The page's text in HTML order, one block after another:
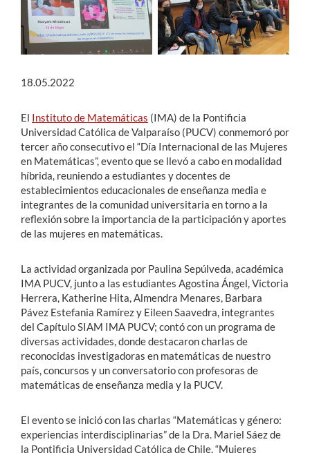
18.05.2022
El Instituto de Matemáticas (IMA) de la Pontificia
Universidad Católica de Valparaíso (PUCV) conmemoró por
tercer año consecutivo el “Día Internacional de las Mujeres
en Matemáticas”, evento que se llevó a cabo en modalidad
híbrida, reuniendo a estudiantes y docentes de
establecimientos educacionales de enseñanza media e
integrantes de la comunidad universitaria en torno a la
reflexión sobre la importancia de la participación y aportes
de las mujeres en matemáticas.
La actividad organizada por Paulina Sepúlveda, académica
IMA PUCV, junto a las estudiantes Agostina Ángel, Victoria
Herrera, Katherine Hita, Almendra Menares, Barbara
Pávez Estefania Ramírez y Eileen Saavedra, integrantes
del Capítulo SIAM IMA PUCV; contó con un programa de
diversas actividades, donde destacaron charlas de
reconocidas investigadoras en matemáticas de nuestro
país, concursos y un conversatorio con profesoras de
matemáticas de enseñanza media y la PUCV.
El evento se inició con las charlas “Matemáticas y género:
experiencias interdisciplinarias” de la Dra. Mariel Sáez de
la Pontificia Universidad Católica de Chile, “Mujeres